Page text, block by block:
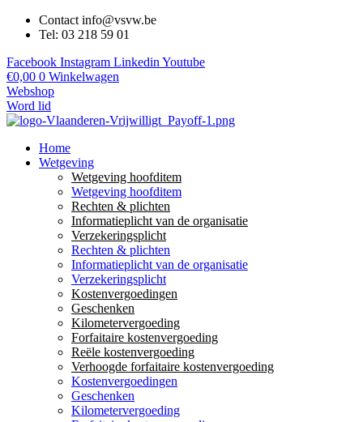
Contact info@vsvw.be
Tel: 03 218 59 01
Facebook Instagram Linkedin Youtube
€0,00 0 Winkelwagen
Webshop
Word lid
Home
Wetgeving
Wetgeving hoofditem
Wetgeving hoofditem
Rechten & plichten
Informatieplicht van de organisatie
Verzekeringsplicht
Rechten & plichten
Informatieplicht van de organisatie
Verzekeringsplicht
Kostenvergoedingen
Geschenken
Kilometervergoeding
Forfaitaire kostenvergoeding
Reële kostenvergoeding
Verhoogde forfaitaire kostenvergoeding
Kostenvergoedingen
Geschenken
Kilometervergoeding